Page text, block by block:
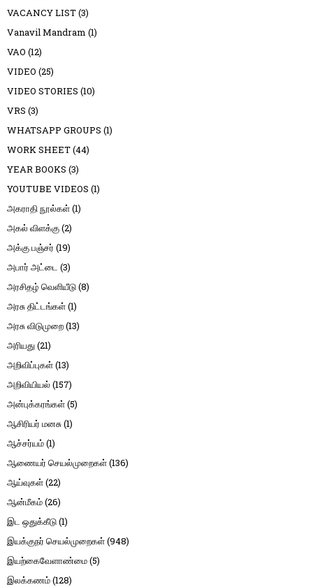
VACANCY LIST(3)
Vanavil Mandram (1)
VAO (12)
VIDEO (25)
VIDEO STORIES (10)
VRS (3)
WHATSAPP GROUPS (1)
WORK SHEET(44)
YEAR BOOKS (3)
YOUTUBE VIDEOS (1)
அகராதி நூல்கள்(1)
அகல் விளக்கு(2)
அக்கு பஞ்சர் (19)
அபார் அட்டை (3)
அரசிதழ் வெளியீடு(8)
அரசு திட்டங்கள்(1)
அரசு விடுமுறை(13)
அரியது(21)
அறிவிப்புகள்(13)
அறிவியியல் (157)
அன்புக்கரங்கள்(5)
ஆசிரியர் மனசு(1)
ஆச்சர்யம்(1)
ஆணையர் செயல்முறைகள்(136)
ஆய்வுகள்(22)
ஆன்மீகம்(26)
இட ஒதுக்கீடு(1)
இயக்குநர் செயல்முறைகள்(948)
இயற்கைவேளாண்மை(5)
இலக்கணம்(128)